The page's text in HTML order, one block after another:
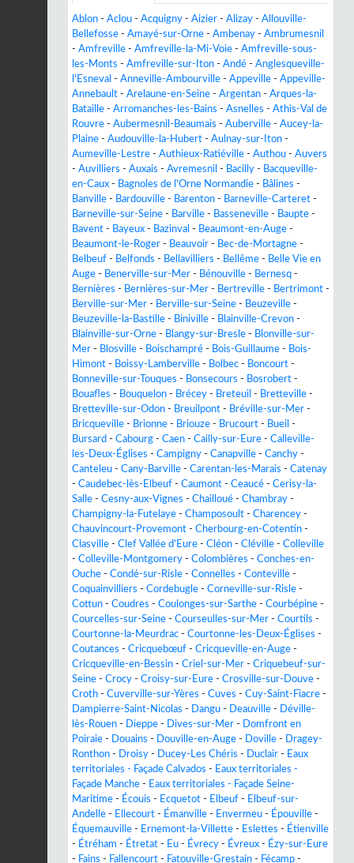
Ablon - Aclou - Acquigny - Aizier - Alizay - Allouville-
Bellefosse - Amayé-sur-Orne - Ambenay - Ambrumesnil
- Amfreville - Amfreville-la-Mi-Voie - Amfreville-sous-
les-Monts - Amfreville-sur-Iton - Andé - Anglesqueville-
l'Esneval - Anneville-Ambourville - Appeville - Appeville-
Annebault - Arelaune-en-Seine - Argentan - Arques-la-
Bataille - Arromanches-les-Bains - Asnelles - Athis-Val de
Rouvre - Aubermesnil-Beaumais - Auberville - Aucey-la-
Plaine - Audouville-la-Hubert - Aulnay-sur-Iton -
Aumeville-Lestre - Authieux-Ratiéville - Authou - Auvers
- Auvilliers - Auxais - Avremesnil - Bacilly - Bacqueville-
en-Caux - Bagnoles de l'Orne Normandie - Bâlines -
Banville - Bardouville - Barenton - Barneville-Carteret -
Barneville-sur-Seine - Barville - Basseneville - Baupte -
Bavent - Bayeux - Bazinval - Beaumont-en-Auge -
Beaumont-le-Roger - Beauvoir - Bec-de-Mortagne -
Belbeuf - Belfonds - Bellavilliers - Bellême - Belle Vie en
Auge - Benerville-sur-Mer - Bénouville - Bernesq -
Bernières - Bernières-sur-Mer - Bertreville - Bertrimont -
Berville-sur-Mer - Berville-sur-Seine - Beuzeville -
Beuzeville-la-Bastille - Biniville - Blainville-Crevon -
Blainville-sur-Orne - Blangy-sur-Bresle - Blonville-sur-
Mer - Blosville - Boischampré - Bois-Guillaume - Bois-
Himont - Boissy-Lamberville - Bolbec - Boncourt -
Bonneville-sur-Touques - Bonsecours - Bosrobert -
Bouafles - Bouquelon - Brécey - Breteuil - Bretteville -
Bretteville-sur-Odon - Breuilpont - Bréville-sur-Mer -
Bricqueville - Brionne - Briouze - Brucourt - Bueil -
Bursard - Cabourg - Caen - Cailly-sur-Eure - Calleville-
les-Deux-Églises - Campigny - Canapville - Canchy -
Canteleu - Cany-Barville - Carentan-les-Marais - Catenay
- Caudebec-lès-Elbeuf - Caumont - Ceaucé - Cerisy-la-
Salle - Cesny-aux-Vignes - Chailloué - Chambray -
Champigny-la-Futelaye - Champosoult - Charencey -
Chauvincourt-Provemont - Cherbourg-en-Cotentin -
Clasville - Clef Vallée d'Eure - Cléon - Cléville - Colleville
- Colleville-Montgomery - Colombières - Conches-en-
Ouche - Condé-sur-Risle - Connelles - Conteville -
Coquainvilliers - Cordebugle - Corneville-sur-Risle -
Cottun - Coudres - Coulonges-sur-Sarthe - Courbépine -
Courcelles-sur-Seine - Courseulles-sur-Mer - Courtils -
Courtonne-la-Meurdrac - Courtonne-les-Deux-Églises -
Coutances - Cricquebœuf - Cricqueville-en-Auge -
Cricqueville-en-Bessin - Criel-sur-Mer - Criquebeuf-sur-
Seine - Crocy - Croisy-sur-Eure - Crosville-sur-Douve -
Croth - Cuverville-sur-Yères - Cuves - Cuy-Saint-Fiacre -
Dampierre-Saint-Nicolas - Dangu - Deauville -
Déville-
lès-Rouen - Dieppe - Dives-sur-Mer -
Domfront en
Poiraie - Douains - Douville-en-Auge - Doville -
Dragey-
Ronthon - Droisy - Ducey-Les Chéris - Duclair - Eaux
territoriales - Façade Calvados - Eaux territoriales -
Façade Manche - Eaux territoriales - Façade Seine-
Maritime - Écouis - Ecquetot - Elbeuf - Elbeuf-sur-
Andelle - Ellecourt - Émanville - Envermeu - Épouville -
Équemauville - Ernemont-la-Villette - Eslettes - Étienville
- Étréham - Étretat - Eu - Évrecy - Évreux - Ézy-sur-Eure
- Fains - Fallencourt - Fatouville-Grestain - Fécamp -